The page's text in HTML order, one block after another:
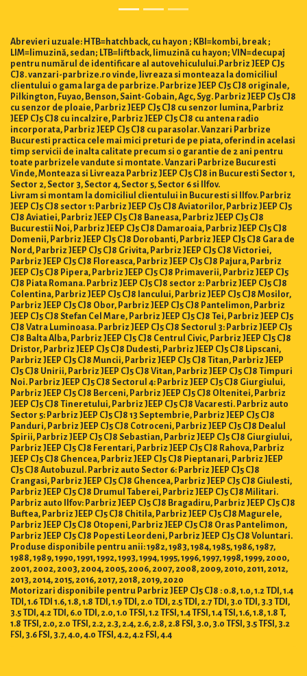
Abrevieri uzuale: HTB=hatchback, cu hayon ; KBI=kombi, break ;
LIM=limuzină, sedan; LTB=liftback, limuzină cu hayon; VIN=decupaj
pentru numărul de identificare al autovehiculului.Parbriz JEEP CJ5
CJ8. vanzari-parbrize.ro vinde, livreaza si monteaza la domiciliul
clientului o gama larga de parbrize. Parbrize JEEP CJ5 CJ8 originale,
Pilkington, Fuyao, Benson, Saint-Gobain, Agc, Syg. Parbriz JEEP CJ5 CJ8
cu senzor de ploaie, Parbriz JEEP CJ5 CJ8 cu senzor lumina, Parbriz
JEEP CJ5 CJ8 cu incalzire, Parbriz JEEP CJ5 CJ8 cu antena radio
incorporata, Parbriz JEEP CJ5 CJ8 cu parasolar. Vanzari Parbrize
Bucuresti practica cele mai mici preturi de pe piata, oferind in acelasi
timp servicii de inalta calitate precum si o garantie de 2 ani pentru
toate parbrizele vandute si montate. Vanzari Parbrize Bucuresti
Vinde, Monteaza si Livreaza Parbriz JEEP CJ5 CJ8 in Bucuresti Sector 1,
Sector 2, Sector 3, Sector 4, Sector 5, Sector 6 si Ilfov.
Livram si montam la domiciliul clientului in Bucuresti si Ilfov. Parbriz
JEEP CJ5 CJ8 sector 1: Parbriz JEEP CJ5 CJ8 Aviatorilor, Parbriz JEEP CJ5
CJ8 Aviatiei, Parbriz JEEP CJ5 CJ8 Baneasa, Parbriz JEEP CJ5 CJ8
Bucurestii Noi, Parbriz JEEP CJ5 CJ8 Damaroaia, Parbriz JEEP CJ5 CJ8
Domenii, Parbriz JEEP CJ5 CJ8 Dorobanti, Parbriz JEEP CJ5 CJ8 Gara de
Nord, Parbriz JEEP CJ5 CJ8 Grivita, Parbriz JEEP CJ5 CJ8 Victoriei,
Parbriz JEEP CJ5 CJ8 Floreasca, Parbriz JEEP CJ5 CJ8 Pajura, Parbriz
JEEP CJ5 CJ8 Pipera, Parbriz JEEP CJ5 CJ8 Primaverii, Parbriz JEEP CJ5
CJ8 Piata Romana. Parbriz JEEP CJ5 CJ8 sector 2: Parbriz JEEP CJ5 CJ8
Colentina, Parbriz JEEP CJ5 CJ8 Iancului, Parbriz JEEP CJ5 CJ8 Mosilor,
Parbriz JEEP CJ5 CJ8 Obor, Parbriz JEEP CJ5 CJ8 Pantelimon, Parbriz
JEEP CJ5 CJ8 Stefan Cel Mare, Parbriz JEEP CJ5 CJ8 Tei, Parbriz JEEP CJ5
CJ8 Vatra Luminoasa. Parbriz JEEP CJ5 CJ8 Sectorul 3: Parbriz JEEP CJ5
CJ8 Balta Alba, Parbriz JEEP CJ5 CJ8 Centrul Civic, Parbriz JEEP CJ5 CJ8
Dristor, Parbriz JEEP CJ5 CJ8 Dudesti, Parbriz JEEP CJ5 CJ8 Lipscani,
Parbriz JEEP CJ5 CJ8 Muncii, Parbriz JEEP CJ5 CJ8 Titan, Parbriz JEEP
CJ5 CJ8 Unirii, Parbriz JEEP CJ5 CJ8 Vitan, Parbriz JEEP CJ5 CJ8 Timpuri
Noi. Parbriz JEEP CJ5 CJ8 Sectorul 4: Parbriz JEEP CJ5 CJ8 Giurgiului,
Parbriz JEEP CJ5 CJ8 Berceni, Parbriz JEEP CJ5 CJ8 Oltenitei, Parbriz
JEEP CJ5 CJ8 Tineretului, Parbriz JEEP CJ5 CJ8 Vacaresti. Parbriz auto
Sector 5: Parbriz JEEP CJ5 CJ8 13 Septembrie, Parbriz JEEP CJ5 CJ8
Panduri, Parbriz JEEP CJ5 CJ8 Cotroceni, Parbriz JEEP CJ5 CJ8 Dealul
Spirii, Parbriz JEEP CJ5 CJ8 Sebastian, Parbriz JEEP CJ5 CJ8 Giurgiului,
Parbriz JEEP CJ5 CJ8 Ferentari, Parbriz JEEP CJ5 CJ8 Rahova, Parbriz
JEEP CJ5 CJ8 Ghencea, Parbriz JEEP CJ5 CJ8 Pieptanari, Parbriz JEEP
CJ5 CJ8 Autobuzul. Parbriz auto Sector 6: Parbriz JEEP CJ5 CJ8
Crangasi, Parbriz JEEP CJ5 CJ8 Ghencea, Parbriz JEEP CJ5 CJ8 Giulesti,
Parbriz JEEP CJ5 CJ8 Drumul Taberei, Parbriz JEEP CJ5 CJ8 Militari.
Parbriz auto Ilfov: Parbriz JEEP CJ5 CJ8 Bragadiru, Parbriz JEEP CJ5 CJ8
Buftea, Parbriz JEEP CJ5 CJ8 Chitila, Parbriz JEEP CJ5 CJ8 Magurele,
Parbriz JEEP CJ5 CJ8 Otopeni, Parbriz JEEP CJ5 CJ8 Oras Pantelimon,
Parbriz JEEP CJ5 CJ8 Popesti Leordeni, Parbriz JEEP CJ5 CJ8 Voluntari.
Produse disponibile pentru anii: 1982, 1983, 1984, 1985, 1986, 1987,
1988, 1989, 1990, 1991, 1992, 1993, 1994, 1995, 1996, 1997, 1998, 1999, 2000,
2001, 2002, 2003, 2004, 2005, 2006, 2007, 2008, 2009, 2010, 2011, 2012,
2013, 2014, 2015, 2016, 2017, 2018, 2019, 2020
Motorizari disponibile pentru Parbriz JEEP CJ5 CJ8 : 0.8, 1.0, 1.2 TDI, 1.4
TDI, 1.6 TDI 1.6, 1.8, 1.8 TDI, 1.9 TDI, 2.0 TDI, 2.5 TDI, 2.7 TDI, 3.0 TDI, 3.3 TDI,
3.5 TDI, 4.2 TDI, 6.0 TDI, 2.0, 1.0 TFSI, 1.2 TFSI, 1.4 TFSI, 1.4 TSI, 1.6, 1.8, 1.8 T,
1.8 TFSI, 2.0, 2.0 TFSI, 2.2, 2.3, 2.4, 2.6, 2.8, 2.8 FSI, 3.0, 3.0 TFSI, 3.5 TFSI, 3.2
FSI, 3.6 FSI, 3.7, 4.0, 4.0 TFSI, 4.2, 4.2 FSI, 4.4